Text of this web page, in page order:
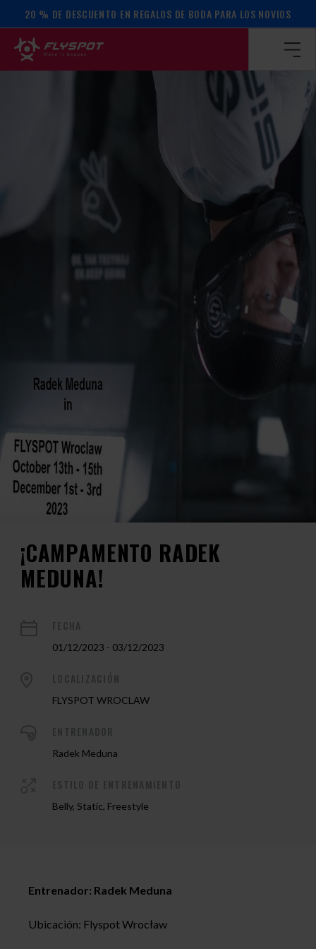
20 % DE DESCUENTO EN REGALOS DE BODA PARA LOS NOVIOS
Página de inicio / Calendario de actos / ¡Campamento
¡CAMPAMENTO RADEK
MEDUNA!
01/12/2023 - 03/12/2023
FLYSPOT WROCLAW
Radek Meduna
Belly, Static, Freestyle
Entrenador: Radek Meduna
Ubicación: Flyspot Wrocław